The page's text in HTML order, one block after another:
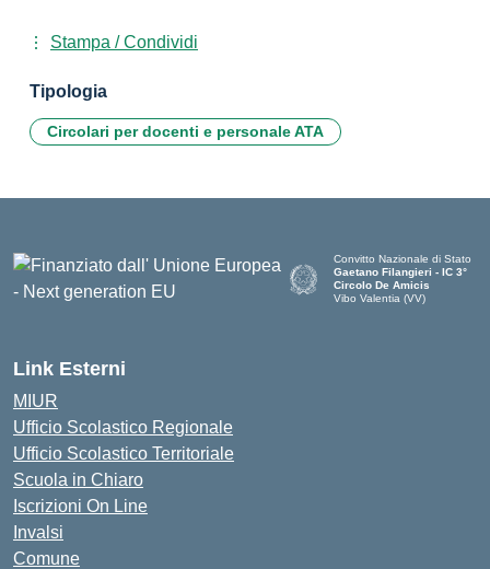
Stampa / Condividi
Tipologia
Circolari per docenti e personale ATA
Convitto Nazionale di Stato
Gaetano Filangieri - IC 3°
Circolo De Amicis
Vibo Valentia (VV)
Link Esterni
MIUR
Ufficio Scolastico Regionale
Ufficio Scolastico Territoriale
Scuola in Chiaro
Iscrizioni On Line
Invalsi
Comune